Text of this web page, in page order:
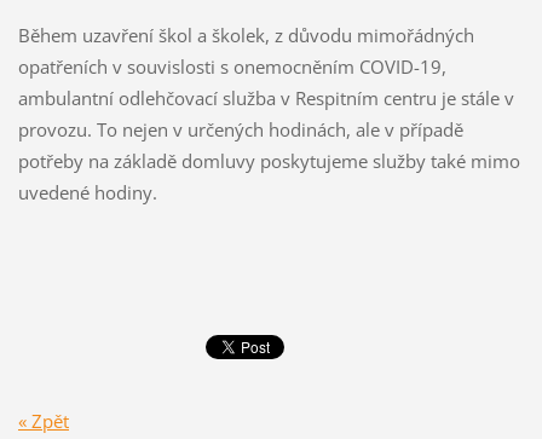
Během uzavření škol a školek, z důvodu mimořádných
opatřeních v souvislosti s onemocněním COVID-19,
ambulantní odlehčovací služba v Respitním centru je stále v
provozu. To nejen v určených hodinách, ale v případě
potřeby na základě domluvy poskytujeme služby také mimo
uvedené hodiny.
« Zpět